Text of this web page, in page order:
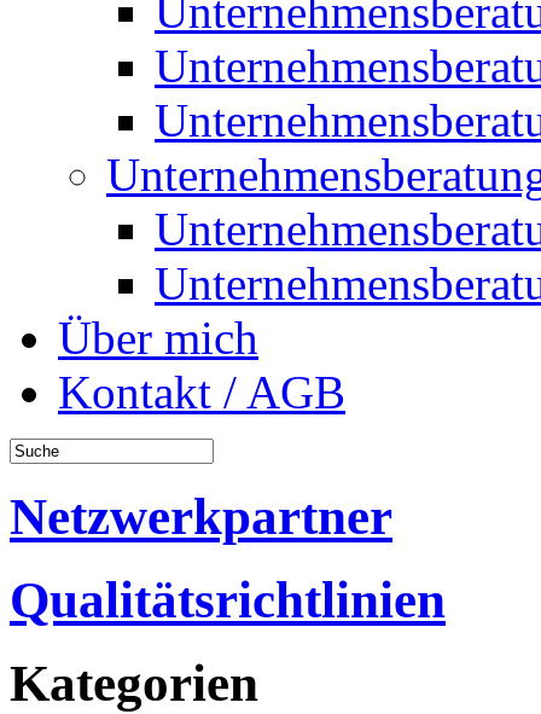
Über mich
Kontakt / AGB
Netzwerkpartner
Qualitätsrichtlinien
Kategorien